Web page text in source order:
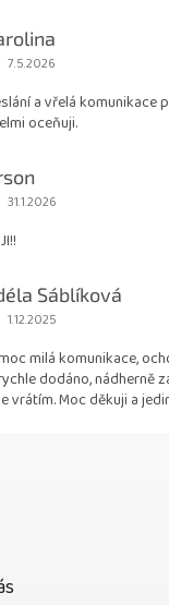
obchodu je 5 z 5
7.5.2026
a vřelá komunikace
oceňuji.
obchodu je 5 z 5
31.1.2026
Sáblíková
obchodu je 5 z 5
1.12.2025
milá komunikace,
dodáno, nádherně
vrátím. Moc děkuji a